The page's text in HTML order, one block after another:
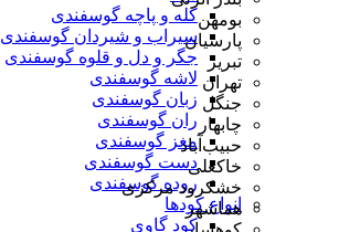
کله و پاچه گوسفندی
سیراب و شیردان گوسفندی
جگر و دل و قلوه گوسفندی
لاشه گوسفندی
زبان گوسفندی
ران گوسفندی
مغز گوسفندی
دست گوسفندی
روده گوسفندی
انواع کودها
کود گاوی
بومهن
پارسیان
تبریز
تهران
جنگل
چابهار
حبیب‌آباد
خاکعلی
خشکرود مرکزی
هماشهر